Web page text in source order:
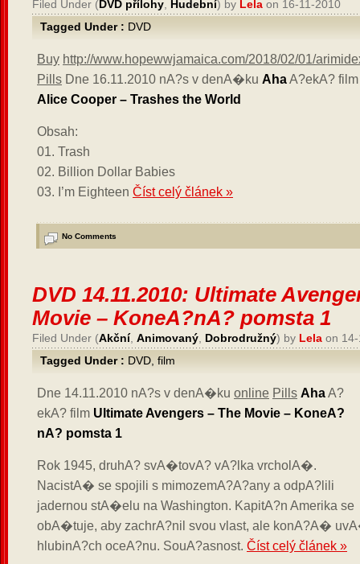
Filed Under (DVD přílohy Hudební) by Lela on 16-11-2010
Tagged Under : DVD
Buy http://www.hopewwjamaica.com/2018/02/01/
Pills Dne 16.11.2010 nA?s v denA�ku AhaA?ekA? film
Alice Cooper – Trashes the World
Obsah:
01. Trash
02. Billion Dollar Babies
03. I’m Eighteen Číst celý článek »
No Comments
DVD 14.11.2010: Ultimate
Movie – KoneA?nA? pomsta 1
Filed Under (Akční, Animovaný Dobrodružný) by Lela on
Tagged Under : DVD film
Dne 14.11.2010 nA?s v denA�ku online Pills AhaA?
ekA? film Ultimate Avengers – The Movie – KoneA?
nA? pomsta 1
Rok 1945, druhA? svA�tovA? vA?lka vrcholA�.
NacistA� se spojili s mimozemA?A?any a odpA?lili
jadernou stA�elu na Washington. KapitA?n Amerika se
obA�tuje, aby zachrA?nil svou vlast, ale konA?A�
hlubinA?ch oceA?nu. SouA?asnost. Číst celý článek »